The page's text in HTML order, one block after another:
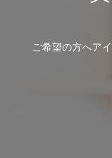
ご希望の方へア